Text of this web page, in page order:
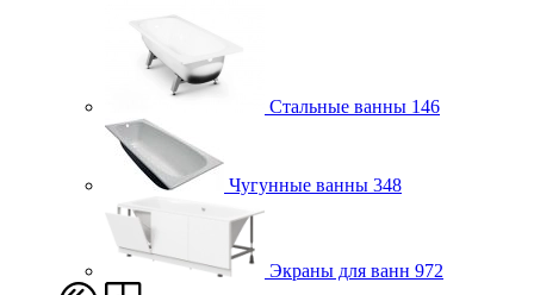
Стальные ванны 146
Чугунные ванны 348
Экраны для ванн 972